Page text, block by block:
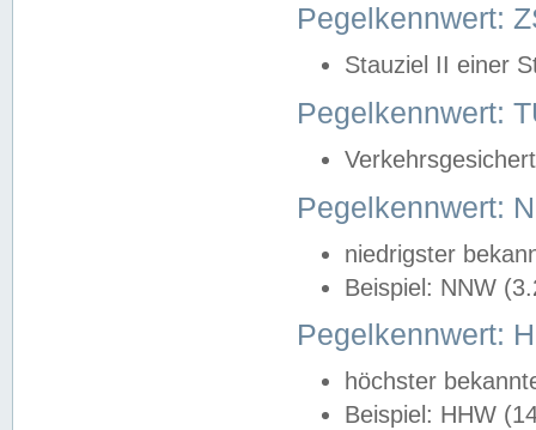
Pegelkennwert:
Stauziel II einer
Pegelkennwert:
Pegelkennwert:
niedrigster
Beispiel: NNW
Pegelkennwert:
höchster
Beispiel: HHW